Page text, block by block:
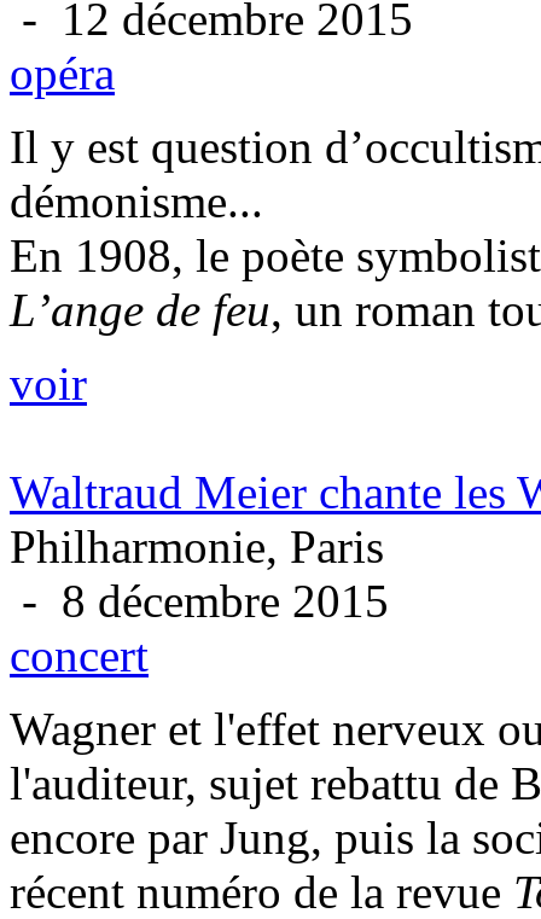
- 12 décembre 2015
opéra
Il y est question
démonisme...
En 1908, le poète
L’ange de feu, un roman
voir
Waltraud Meier chante les
Philharmonie, Paris
- 8 décembre 2015
concert
Wagner et l'effet nerveux
l'auditeur, sujet rebattu de
encore par Jung, puis la
récent numéro de la revue